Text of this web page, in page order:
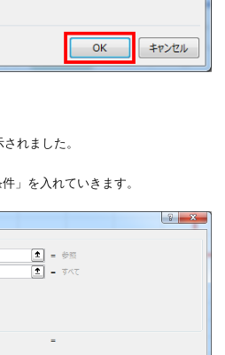
れました。
」を入れていきます。